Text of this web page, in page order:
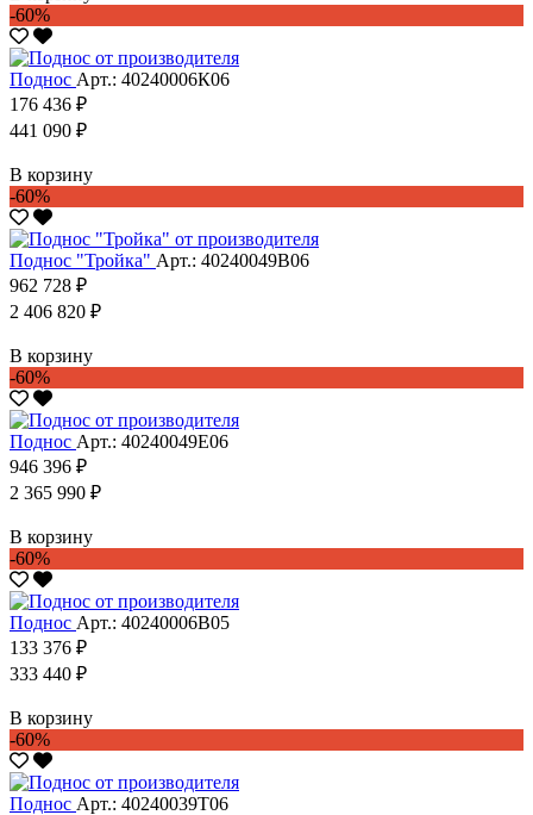
-60%
Поднос Арт.: 40240006К06
176 436 ₽
441 090 ₽
В корзину
-60%
Поднос "Тройка" Арт.: 40240049В06
962 728 ₽
2 406 820 ₽
В корзину
-60%
Поднос Арт.: 40240049Е06
946 396 ₽
2 365 990 ₽
В корзину
-60%
Поднос Арт.: 40240006В05
133 376 ₽
333 440 ₽
В корзину
-60%
Поднос Арт.: 40240039Т06